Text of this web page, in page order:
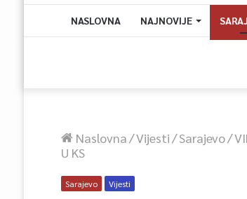
NASLOVNA NAJNOVIJE
Naslovna/Vijesti/Sarajevo/
U KS
Sarajevo Vijesti